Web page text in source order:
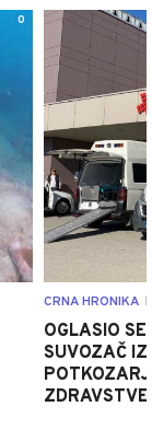
0
CRNA HRONIKA
OGLASIO
SUVOZAČ IZ